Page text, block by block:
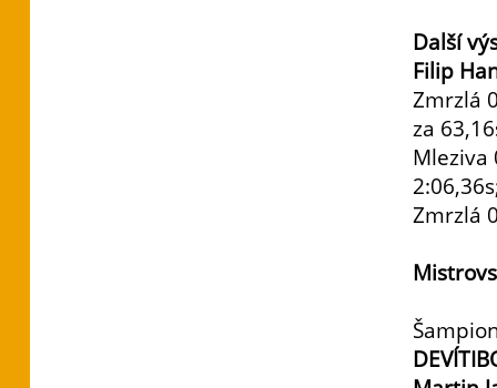
Další
Filip
Zmrzlá
za
Mleziva
Zmrzlá